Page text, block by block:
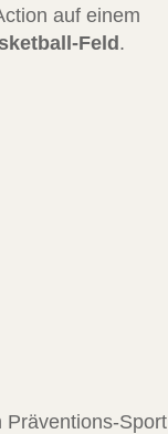
auf einem
Feld .
Präventions-Sport